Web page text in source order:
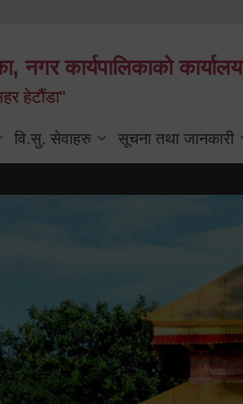
नगर कार्यपालिकाको कार्यालय
हेटौंडा"
वि.सु. सेवाहरु सूचना तथा जानकारी